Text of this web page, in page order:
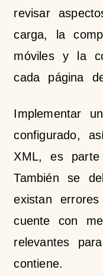
revisar
carga, la
móviles y la
cada página
Implementar
configurado,
XML, es
También se
existan
cuente con
relevantes
contiene.